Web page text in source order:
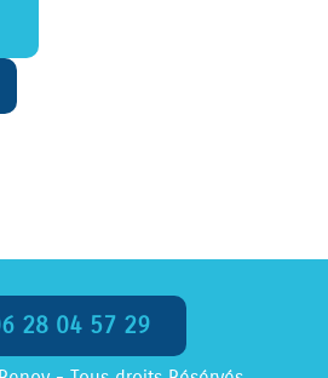
Nous dès Maintenant
28 04 57 29